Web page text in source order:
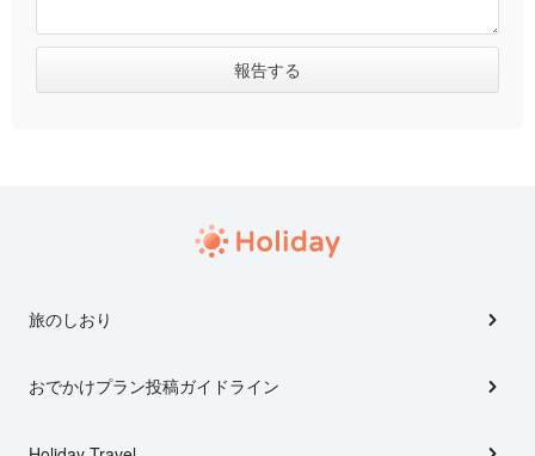
旅のしおり
おでかけプラン投稿ガイドライン